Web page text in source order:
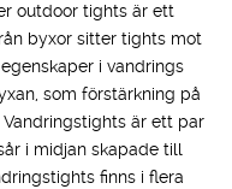
outdoor tights är ett
byxor sitter tights mot
i vandrings
som förstärkning på
är ett par
i midjan skapade till
finns i flera